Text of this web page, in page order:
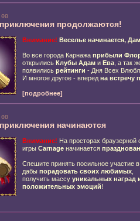
продолжаются!
Внимание! Веселье начинается,
Во все города Карнажа прибыли
открылись Клубы Адам и Ева, а так
появились рейтинги - Дня Всех
И многое другое - вперед на встречу
[подробнее]
начинаются
Внимание! На просторах браузерной
игры Carnage начинается
Спешите принять посильное участие
дабы порадовать своих любимых,
получить массу уникальных наград
положительных эмоций!